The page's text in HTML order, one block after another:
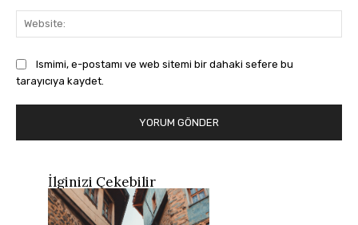
Ismimi, e-postamı ve web sitemi bir dahaki sefere bu
tarayıcıya kaydet.
İlginizi Çekebilir